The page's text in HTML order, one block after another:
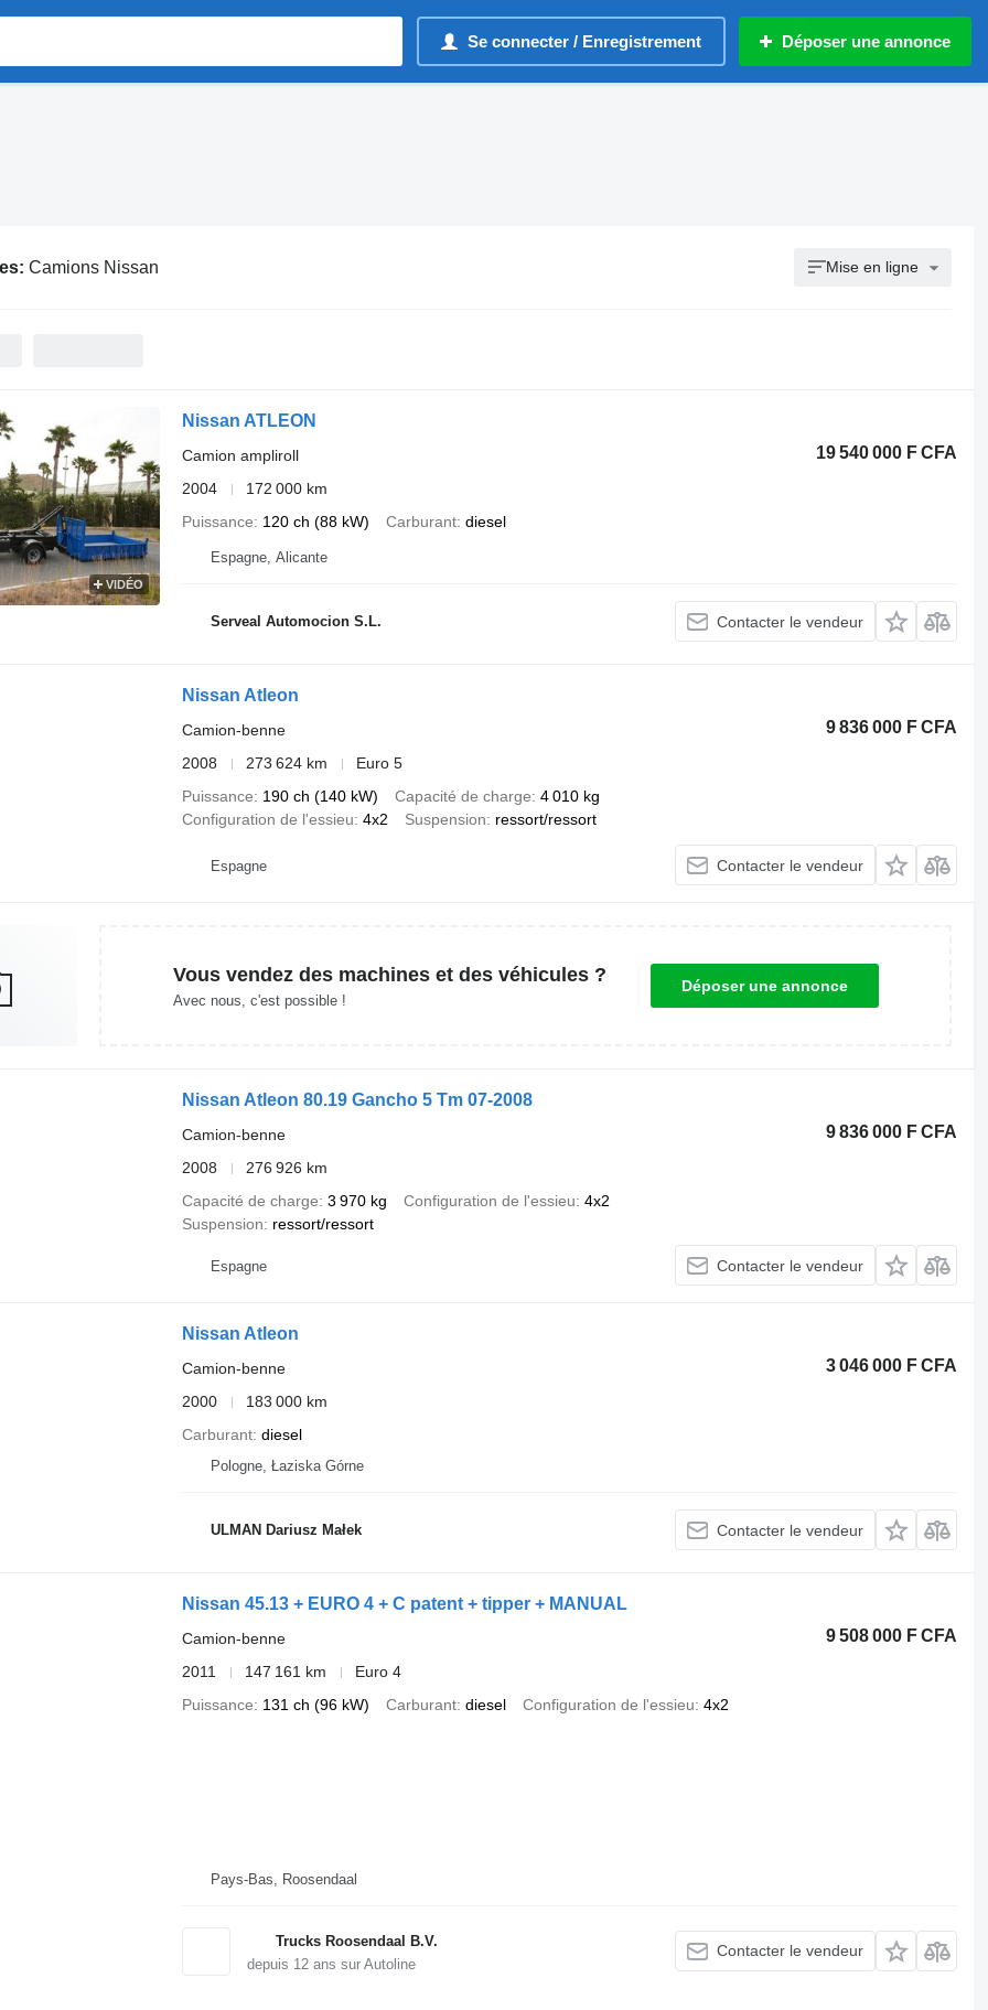
Se connecter / Enregistrement Déposer une annonce
Camions Nissan Mise en ligne
VIDÉO
Nissan ATLEON
19 540 000 F CFA
Camion ampliroll
2004
172 000 km
Puissance
120 ch (88 kW) Carburant diesel
Espagne, Alicante
Serveal Automocion S.L. Contacter le vendeur
Nissan Atleon
9 836 000 F CFA
Camion-benne
2008
273 624 km
Euro 5
Puissance
190 ch (140 kW) Capacité de charge 4 010 kg
Configuration de l'essieu 4x2 Suspension ressort/ressort
Espagne Contacter le vendeur
Vous vendez des machines et des véhicules ?
Avec nous, c'est possible !
Déposer une annonce
Nissan Atleon 80.19 Gancho 5 Tm 07-2008
9 836 000 F CFA
Camion-benne
2008
276 926 km
Capacité de charge 3 970 kg Configuration de l'essieu 4x2
Suspension
ressort/ressort
Espagne Contacter le vendeur
Nissan Atleon
3 046 000 F CFA
Camion-benne
2000
183 000 km
Carburant diesel
Pologne, Łaziska Górne
ULMAN Dariusz Małek Contacter le vendeur
Nissan 45.13 + EURO 4 + C patent + tipper + MANUAL
9 508 000 F CFA
Camion-benne
2011
147 161 km
Euro 4
Puissance
131 ch (96 kW) Carburant diesel Configuration de l'essieu 4x2
Pays-Bas, Roosendaal
Trucks Roosendaal B.V.
depuis 12ans sur Autoline
Contacter le vendeur